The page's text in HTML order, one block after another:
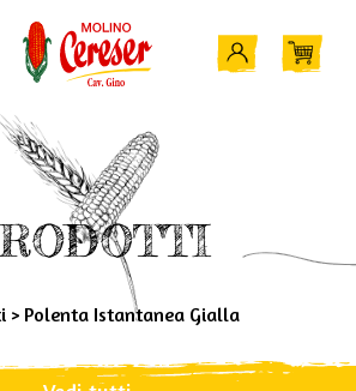
> Polenta Istantanea Gialla